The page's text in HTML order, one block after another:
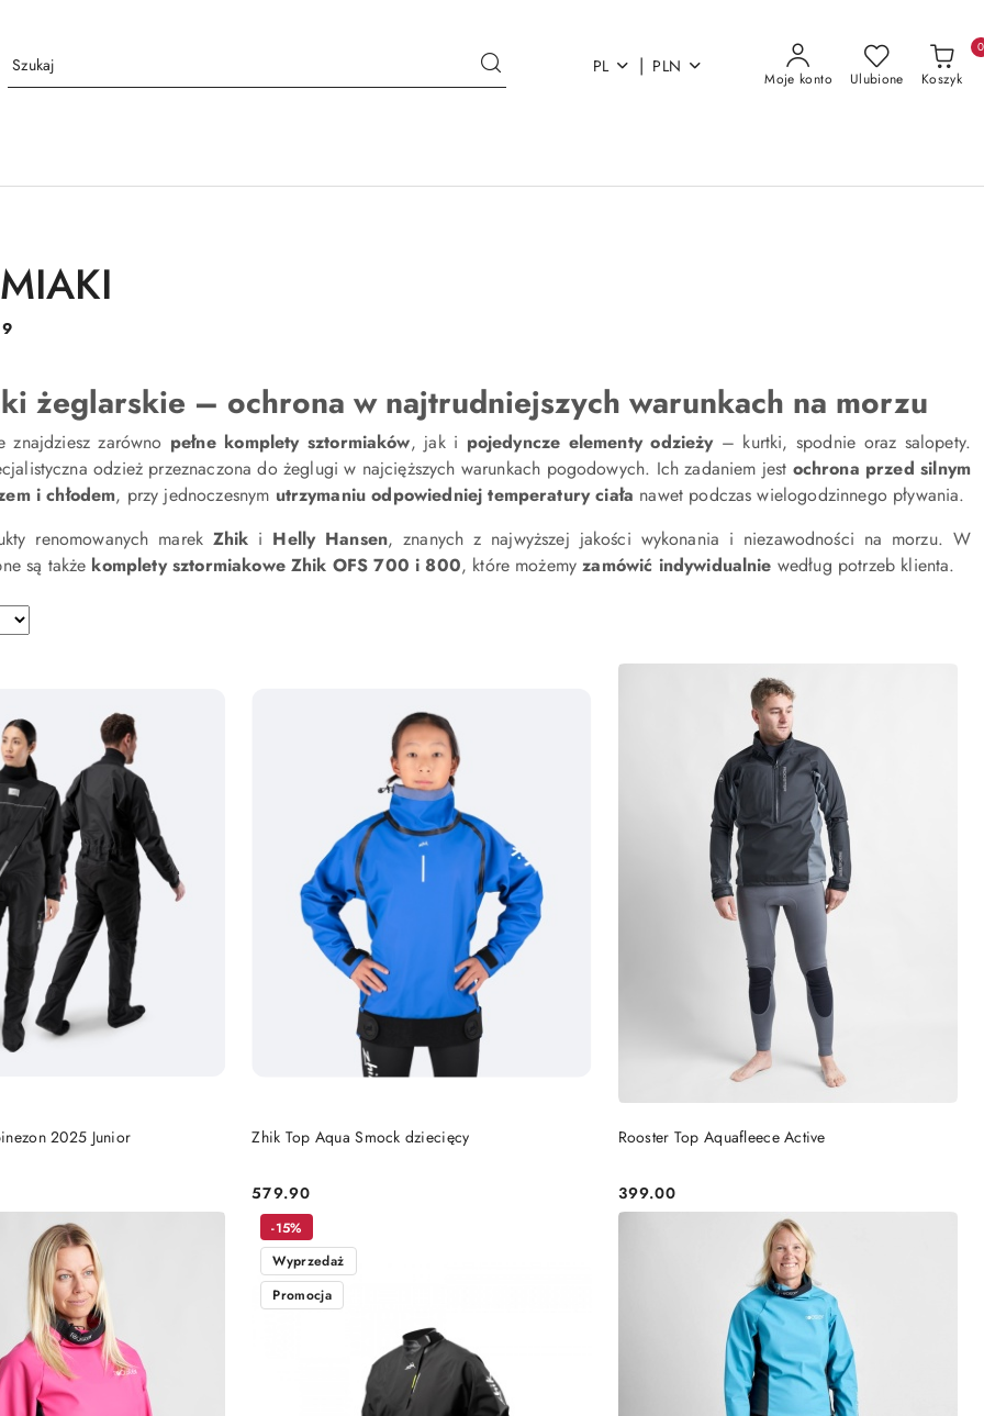
PL | PLN
Moje konto Ulubione Koszyk
0
9
żeglarskie – ochrona w najtrudniejszych warunkach na morzu
znajdziesz zarówno pełne komplety sztormiaków, jak i pojedyncze elementy odzieży– kurtki, spodnie oraz salopety.
odzież przeznaczona do żeglugi w najcięższych warunkach pogodowych. Ich zadaniem jest ochrona przed silnym
i chłodem, przy jednoczesnym utrzymaniu odpowiedniej temperatury ciała nawet podczas wielogodzinnego pływania.
renomowanych marek Zhik i Helly Hansen, znanych z najwyższej jakości wykonania i niezawodności na morzu. W
są także komplety sztormiakowe Zhik OFS 700 i 800, które możemyzamówić indywidualnie według potrzeb klienta.
2025 Junior
DO KOSZYKA Zhik Top Aqua Smock dziecięcy
Cena:
579.90
DO KOSZYKA Rooster Top Aquafleece Active
Cena:
399.00
DO KOSZYKA
-15%
Wyprzedaż
Promocja